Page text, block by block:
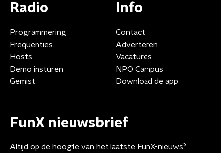
Radio
Programmering
Frequenties
Hosts
Demo insturen
Gemist
Info
Contact
Adverteren
Vacatures
NPO Campus
Download de app
FunX nieuwsbrief
Altijd op de hoogte van het laatste FunX-nieuws?